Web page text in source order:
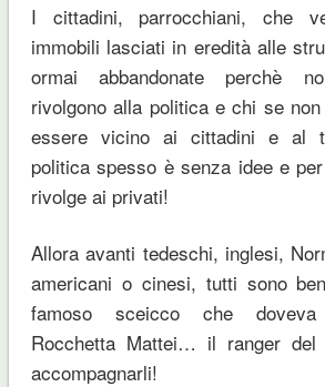
I cittadini, parrocchiani, che
immobili lasciati in eredità alle
ormai abbandonate perchè
rivolgono alla politica e chi se
essere vicino ai cittadini e al
politica spesso è senza idee e
rivolge ai privati!
Allora avanti tedeschi, inglesi,
americani o cinesi, tutti sono
famoso sceicco che
Rocchetta Mattei… il ranger
accompagnarli!